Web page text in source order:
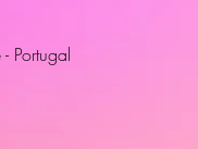
Portugal